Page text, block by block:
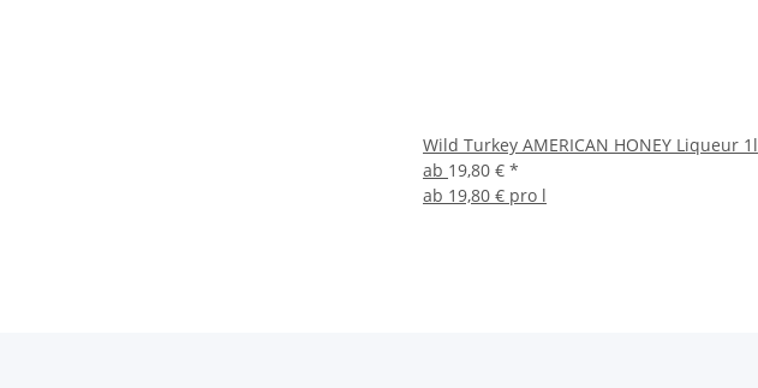
Wild Turkey AMERICAN HONEY Liqueur 1l
ab 19,80 € *
ab 19,80 € pro l